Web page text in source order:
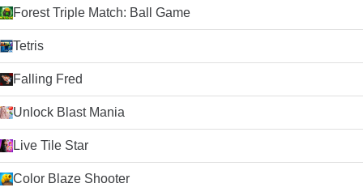
Forest Triple Match: Ball Game
Tetris
Falling Fred
Unlock Blast Mania
Live Tile Star
Color Blaze Shooter